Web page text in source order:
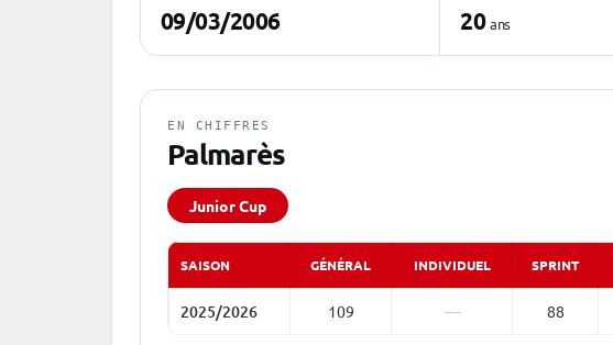
09/03/2006 20 ans
EN CHIFFRES
Palmarès
Junior Cup
SAISON GÉNÉRAL INDIVIDUEL SPRINT
2025/2026 109 — 88